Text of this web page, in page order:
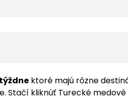
ktoré majú rôzne
Stačí kliknúť Turecké